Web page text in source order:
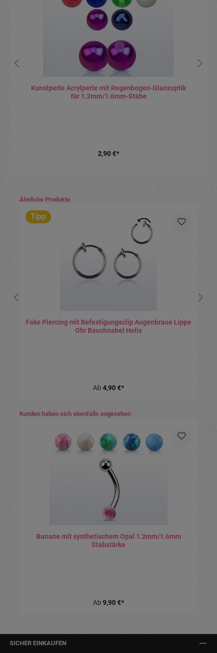
Kunstperle Acrylperle mit Regenbogen-Glanzoptik
für 1.2mm/1.6mm-Stäbe
2,90 €*
Produktgalerie überspringen
Ähnliche Produkte
Tipp
Fake Piercing mit Befestigungsclip Augenbraue Lippe
Ohr Bauchnabel Helix
Ab 4,90 €*
Produktgalerie überspringen
Kunden haben sich ebenfalls angesehen
Banane mit synthetischem Opal 1.2mm/1.6mm
Stabstärke
Ab 9,90 €*
SICHER EINKAUFEN